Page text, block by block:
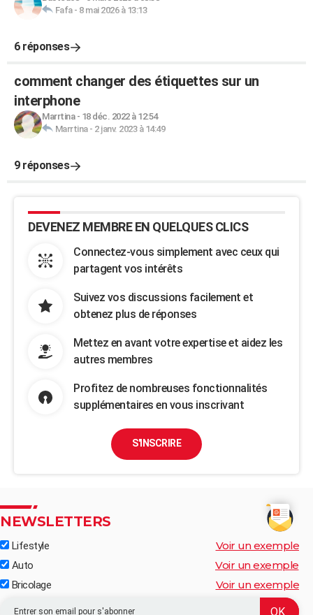
Fafa- 8 mai 2026 à 13:13
6 réponses
comment changer des étiquettes sur un
interphone
Marrtina- 18 déc. 2022 à 12:54
Marrtina- 2 janv. 2023 à 14:49
9 réponses
DEVENEZ MEMBRE EN QUELQUES CLICS
Connectez-vous simplement avec ceux qui
partagent vos intérêts
Suivez vos discussions facilement et
obtenez plus de réponses
Mettez en avant votre expertise et aidez les
autres membres
Profitez de nombreuses fonctionnalités
supplémentaires en vous inscrivant
S'INSCRIRE
NEWSLETTERS
Lifestyle Voir un exemple
Auto Voir un exemple
Bricolage Voir un exemple